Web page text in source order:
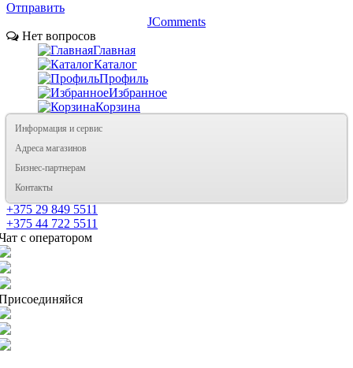
Отправить
JComments
Нет вопросов
Главная
Каталог
Профиль
Избранное
Корзина
Информация и сервис
Адреса магазинов
Бизнес-партнерам
Контакты
+375 29 849 5511
+375 44 722 5511
с оператором